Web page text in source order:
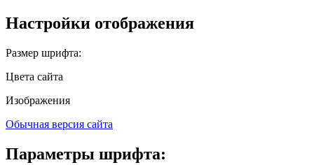
Настройки отображения
Размер шрифта:
Цвета сайта
Изображения
Обычная версия сайта
Параметры шрифта: